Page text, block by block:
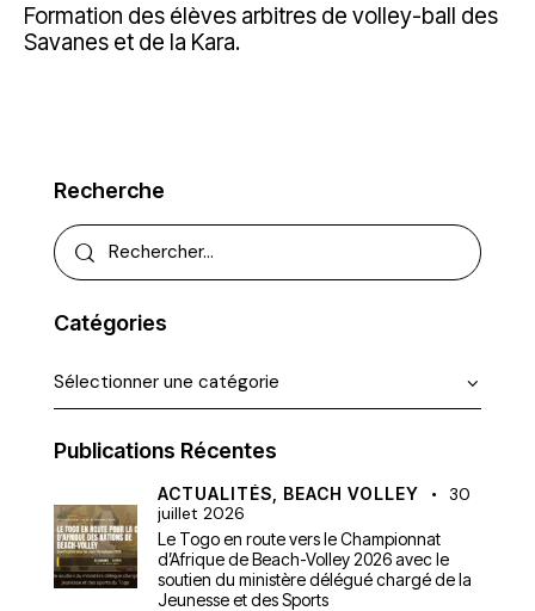
Formation des élèves arbitres de volley-ball des
Savanes et de la Kara.
Recherche
Catégories
Publications Récentes
ACTUALITÉS, BEACH VOLLEY
30
juillet 2026
Le Togo en route vers le Championnat
d’Afrique de Beach-Volley 2026 avec le
soutien du ministère délégué chargé de la
Jeunesse et des Sports